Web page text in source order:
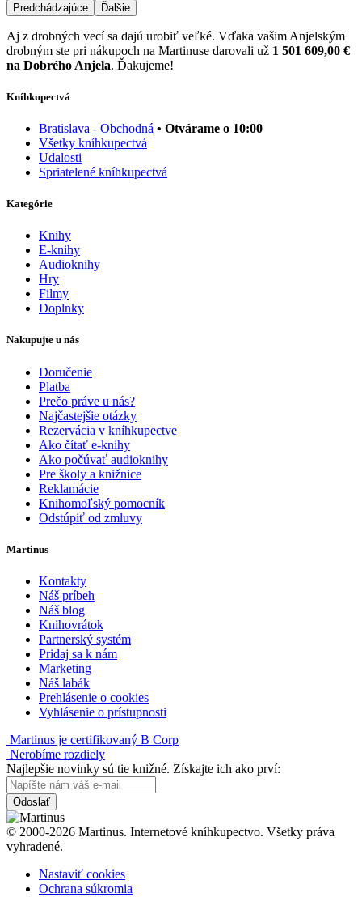
Predchádzajúce Ďalšie
Aj z drobných vecí sa dajú urobiť veľké. Vďaka vašim Anjelským
drobným ste pri nákupoch na Martinuse darovali už 1 501 609,00 €
na Dobrého Anjela. Ďakujeme!
Kníhkupectvá
Bratislava - Obchodná • Otvárame o 10:00
Všetky kníhkupectvá
Udalosti
Spriatelené kníhkupectvá
Kategórie
Knihy
E-knihy
Audioknihy
Hry
Filmy
Doplnky
Nakupujte u nás
Doručenie
Platba
Prečo práve u nás?
Najčastejšie otázky
Rezervácia v kníhkupectve
Ako čítať e-knihy
Ako počúvať audioknihy
Pre školy a knižnice
Reklamácie
Knihomoľský pomocník
Odstúpiť od zmluvy
Martinus
Kontakty
Náš príbeh
Náš blog
Knihovrátok
Partnerský systém
Pridaj sa k nám
Marketing
Náš labák
Prehlásenie o cookies
Vyhlásenie o prístupnosti
Martinus je certifikovaný B Corp
Nerobíme rozdiely
Najlepšie novinky sú tie knižné. Získajte ich ako prví:
Odoslať
© 2000-2026 Martinus. Internetové kníhkupectvo. Všetky práva
vyhradené.
Nastaviť cookies
Ochrana súkromia